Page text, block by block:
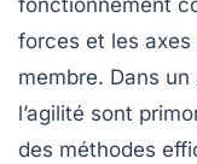
fonctionnement
forces et les axes
membre. Dans un
l’agilité sont
des méthodes